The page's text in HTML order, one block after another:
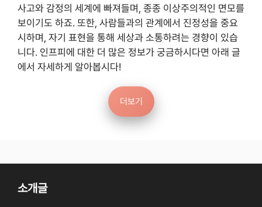
사고와 감정의 세계에 빠져들며, 종종 이상주의적인 면모를
보이기도 하죠. 또한, 사람들과의 관계에서 진정성을 중요
시하며, 자기 표현을 통해 세상과 소통하려는 경향이 있습
니다. 인프피에 대한 더 많은 정보가 궁금하시다면 아래 글
에서 자세하게 알아봅시다!
더보기
소개글